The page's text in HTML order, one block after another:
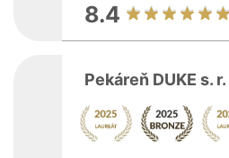
8.4
Pekáreň DUKE s. r.